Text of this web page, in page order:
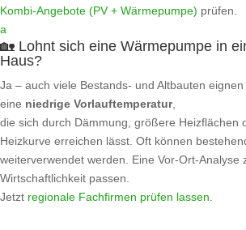
Kombi‑Angebote (PV + Wärmepumpe) prüfen.
a
🏡 Lohnt sich eine Wärmepumpe in
Haus?
Ja – auch viele Bestands- und Altbauten
eine niedrige Vorlauftemperatur,
die sich durch Dämmung, größere Heizflächen
Heizkurve erreichen lässt. Oft können
weiterverwendet werden. Eine Vor-Ort‑Analyse
Wirtschaftlichkeit passen.
Jetzt regionale Fachfirmen prüfen lassen.